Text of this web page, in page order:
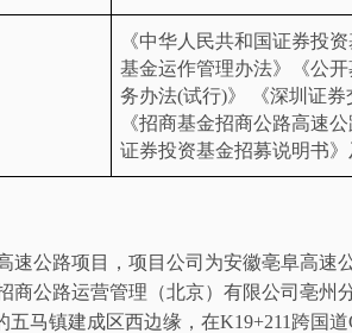
《中华人民共和国证券投
基金运作管理办法》
《公
务办法(试行)》 《深圳证
《招商基金招商公路高速
证券投资基金招募说明书》
速公路项目，项目公司为安徽亳阜高
商公路运营管理（北京）有限公司亳
五马镇建成区西边缘，在K19+211 跨国道